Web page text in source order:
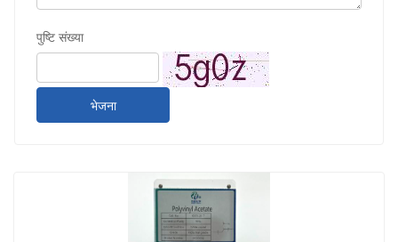
पुष्टि संख्या
भेजना